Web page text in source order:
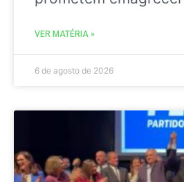
VER MATÉRIA »
6 de agosto de 2026